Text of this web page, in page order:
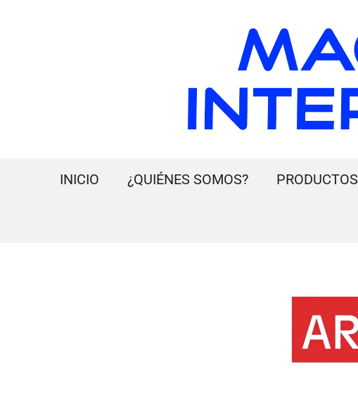
INICIO ¿QUIÉNES SOMOS? PRODUCTOS